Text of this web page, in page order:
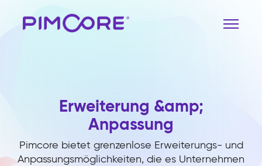
Erweiterung &amp;
Anpassung
Pimcore bietet grenzenlose Erweiterungs- und
Anpassungsmöglichkeiten, die es Unternehmen